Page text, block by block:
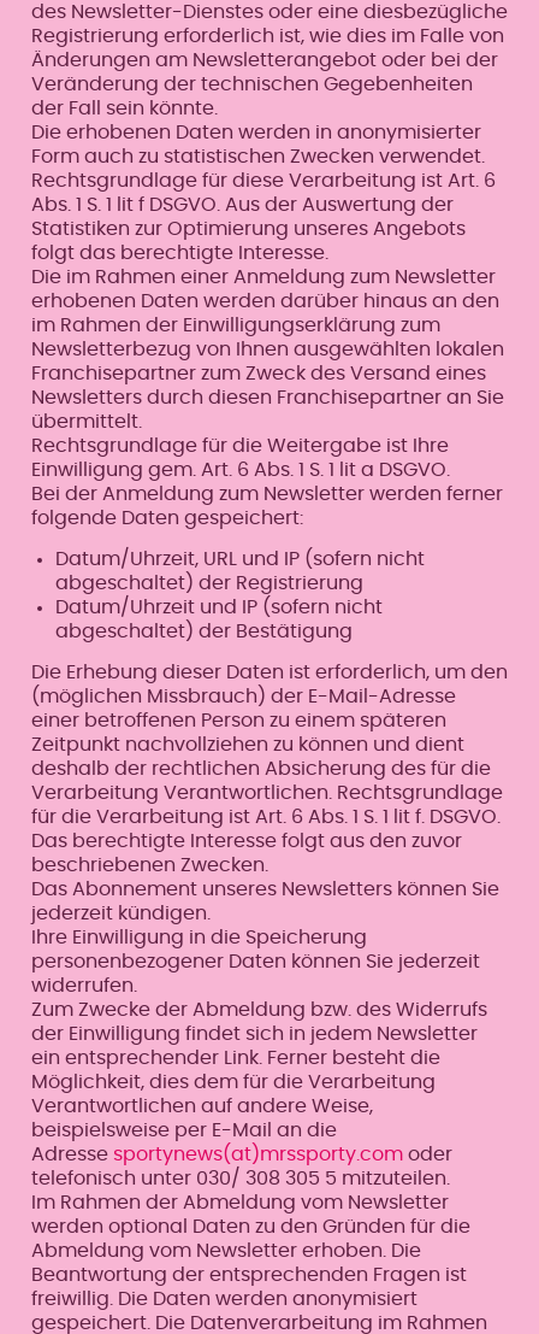
des Newsletter-Dienstes oder eine diesbezügliche
Registrierung erforderlich ist, wie dies im Falle von
Änderungen am Newsletterangebot oder bei der
Veränderung der technischen Gegebenheiten
der Fall sein könnte.
Die erhobenen Daten werden in anonymisierter
Form auch zu statistischen Zwecken verwendet.
Rechtsgrundlage für diese Verarbeitung ist Art. 6
Abs. 1 S. 1 lit f DSGVO. Aus der Auswertung der
Statistiken zur Optimierung unseres Angebots
folgt das berechtigte Interesse.
Die im Rahmen einer Anmeldung zum Newsletter
erhobenen Daten werden darüber hinaus an den
im Rahmen der Einwilligungserklärung zum
Newsletterbezug von Ihnen ausgewählten lokalen
Franchisepartner zum Zweck des Versand eines
Newsletters durch diesen Franchisepartner an Sie
übermittelt.
Rechtsgrundlage für die Weitergabe ist Ihre
Einwilligung gem. Art. 6 Abs. 1 S. 1 lit a DSGVO.
Bei der Anmeldung zum Newsletter werden ferner
folgende Daten gespeichert:
Datum/Uhrzeit, URL und IP (sofern nicht
abgeschaltet) der Registrierung
Datum/Uhrzeit und IP (sofern nicht
abgeschaltet) der Bestätigung
Die Erhebung dieser Daten ist erforderlich, um den
(möglichen Missbrauch) der E-Mail-Adresse
einer betroffenen Person zu einem späteren
Zeitpunkt nachvollziehen zu können und dient
deshalb der rechtlichen Absicherung des für die
Verarbeitung Verantwortlichen. Rechtsgrundlage
für die Verarbeitung ist Art. 6 Abs. 1 S. 1 lit f. DSGVO.
Das berechtigte Interesse folgt aus den zuvor
beschriebenen Zwecken.
Das Abonnement unseres Newsletters können Sie
jederzeit kündigen.
Ihre Einwilligung in die Speicherung
personenbezogener Daten können Sie jederzeit
widerrufen.
Zum Zwecke der Abmeldung bzw. des Widerrufs
der Einwilligung findet sich in jedem Newsletter
ein entsprechender Link. Ferner besteht die
Möglichkeit, dies dem für die Verarbeitung
Verantwortlichen auf andere Weise,
beispielsweise per E-Mail an die
Adresse sportynews(at)mrssporty.comoder
telefonisch unter 030/ 308 305 5 mitzuteilen.
Im Rahmen der Abmeldung vom Newsletter
werden optional Daten zu den Gründen für die
Abmeldung vom Newsletter erhoben. Die
Beantwortung der entsprechenden Fragen ist
freiwillig. Die Daten werden anonymisiert
gespeichert. Die Datenverarbeitung im Rahmen